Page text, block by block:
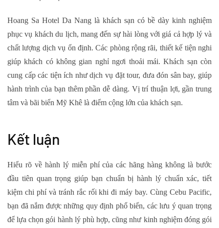
Hoang Sa Hotel Da Nang là khách sạn có bề dày kinh nghiệm
phục vụ khách du lịch, mang đến sự hài lòng với giá cả hợp lý và
chất lượng dịch vụ ổn định. Các phòng rộng rãi, thiết kế tiện nghi
giúp khách có không gian nghỉ ngơi thoải mái. Khách sạn còn
cung cấp các tiện ích như dịch vụ đặt tour, đưa đón sân bay, giúp
hành trình của bạn thêm phần dễ dàng. Vị trí thuận lợi, gần trung
tâm và bãi biển Mỹ Khê là điểm cộng lớn của khách sạn.
Kết luận
Hiểu rõ về hành lý miễn phí của các hãng hàng không là bước
đầu tiên quan trọng giúp bạn chuẩn bị hành lý chuẩn xác, tiết
kiệm chi phí và tránh rắc rối khi đi máy bay. Cùng Cebu Pacific,
bạn đã nắm được những quy định phổ biến, các lưu ý quan trọng
để lựa chọn gói hành lý phù hợp, cũng như kinh nghiệm đóng gói